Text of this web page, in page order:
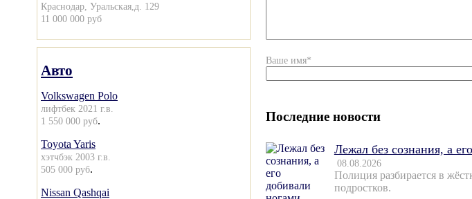
Краснодар, Уральская,д. 129
11 000 000 руб
Авто
Volkswagen Polo
лифтбек 2021 г.в.
1 550 000 руб.
Toyota Yaris
хэтчбэк 2003 г.в.
505 000 руб.
Nissan Qashqai
Ваше имя*
Последние новости
Лежал без сознания, а
08.08.2026
Полиция разбирается в
подростков.